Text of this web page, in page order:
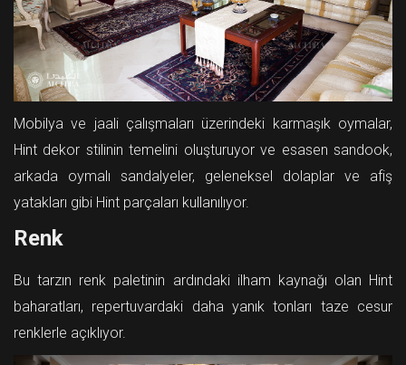
Mobilya ve jaali çalışmaları üzerindeki karmaşık oymalar,
Hint dekor stilinin temelini oluşturuyor ve esasen sandook,
arkada oymalı sandalyeler, geleneksel dolaplar ve afiş
yatakları gibi Hint parçaları kullanılıyor.
Renk
Bu tarzın renk paletinin ardındaki ilham kaynağı olan Hint
baharatları, repertuvardaki daha yanık tonları taze cesur
renklerle açıklıyor.